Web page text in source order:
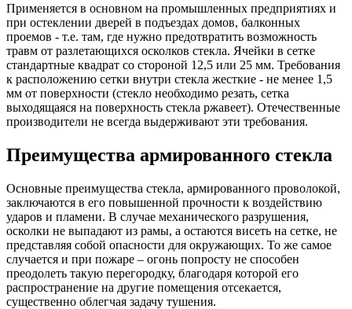
Применяется в основном на промышленных предприятиях и
при остеклении дверей в подъездах домов, балконных
проемов - т.е. там, где нужно предотвратить возможность
травм от разлетающихся осколков стекла. Ячейки в сетке
стандартные квадрат со стороной 12,5 или 25 мм. Требования
к расположению сетки внутри стекла жесткие - не менее 1,5
мм от поверхности (стекло необходимо резать, сетка
выходящаяся на поверхность стекла ржавеет). Отечественные
производители не всегда выдерживают эти требования.
Преимущества армированного стекла
Основные преимущества стекла, армированного проволокой,
заключаются в его повышенной прочности к воздействию
ударов и пламени. В случае механического разрушения,
осколки не выпадают из рамы, а остаются висеть на сетке, не
представляя собой опасности для окружающих. То же самое
случается и при пожаре – огонь попросту не способен
преодолеть такую перегородку, благодаря которой его
распространение на другие помещения отсекается,
существенно облегчая задачу тушения.